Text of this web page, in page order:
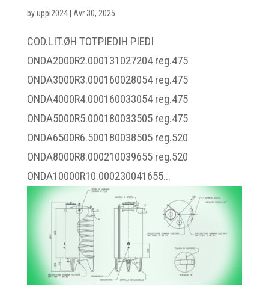
byuppi2024| Avr 30, 2025
COD.LIT.ØH TOTPIEDIH PIEDI
ONDA2000R2.000131027204 reg.475
ONDA3000R3.000160028054 reg.475
ONDA4000R4.000160033054 reg.475
ONDA5000R5.000180033505 reg.475
ONDA6500R6.500180038505 reg.520
ONDA8000R8.000210039655 reg.520
ONDA10000R10.000230041655...